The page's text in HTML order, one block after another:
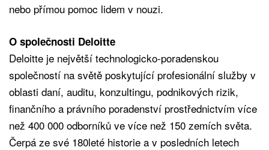
nebo přímou pomoc lidem v nouzi.
O společnosti Deloitte
Deloitte je největší technologicko-poradenskou
společností na světě poskytující profesionální služby v
oblasti daní, auditu, konzultingu, podnikových rizik,
finančního a právního poradenství prostřednictvím více
než 400 000 odborníků ve více než 150 zemích světa.
Čerpá ze své 180leté historie a v posledních letech